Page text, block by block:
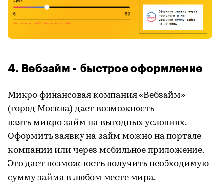
4. Вебзайм - быстрое оформление
Микро финансовая компания «Вебзайм»
(город Москва) дает возможность
взять микро займ на выгодных условиях.
Оформить заявку на займ можно на портале
компании или через мобильное приложение.
Это дает возможность получить необходимую
сумму займа в любом месте мира.